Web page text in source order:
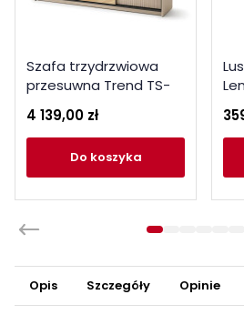
Szafa trzydrzwiowa
przesuwna Trend TS-
piaskowy / czarny
4 139,00 zł
do koszyka
Opis Szczegóły Opinie